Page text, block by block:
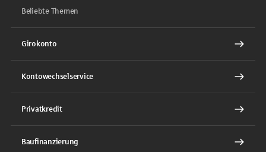
Beliebte Themen
Girokonto
Kontowechselservice
Privatkredit
Baufinanzierung